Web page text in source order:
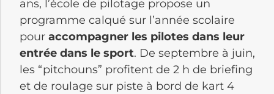
ans, l’école de pilotage propose un
programme calqué sur l’année scolaire
pour accompagner les pilotes dans leur
entrée dans le sport. De septembre à juin,
les “pitchouns” profitent de 2 h de briefing
et de roulage sur piste à bord de kart 4